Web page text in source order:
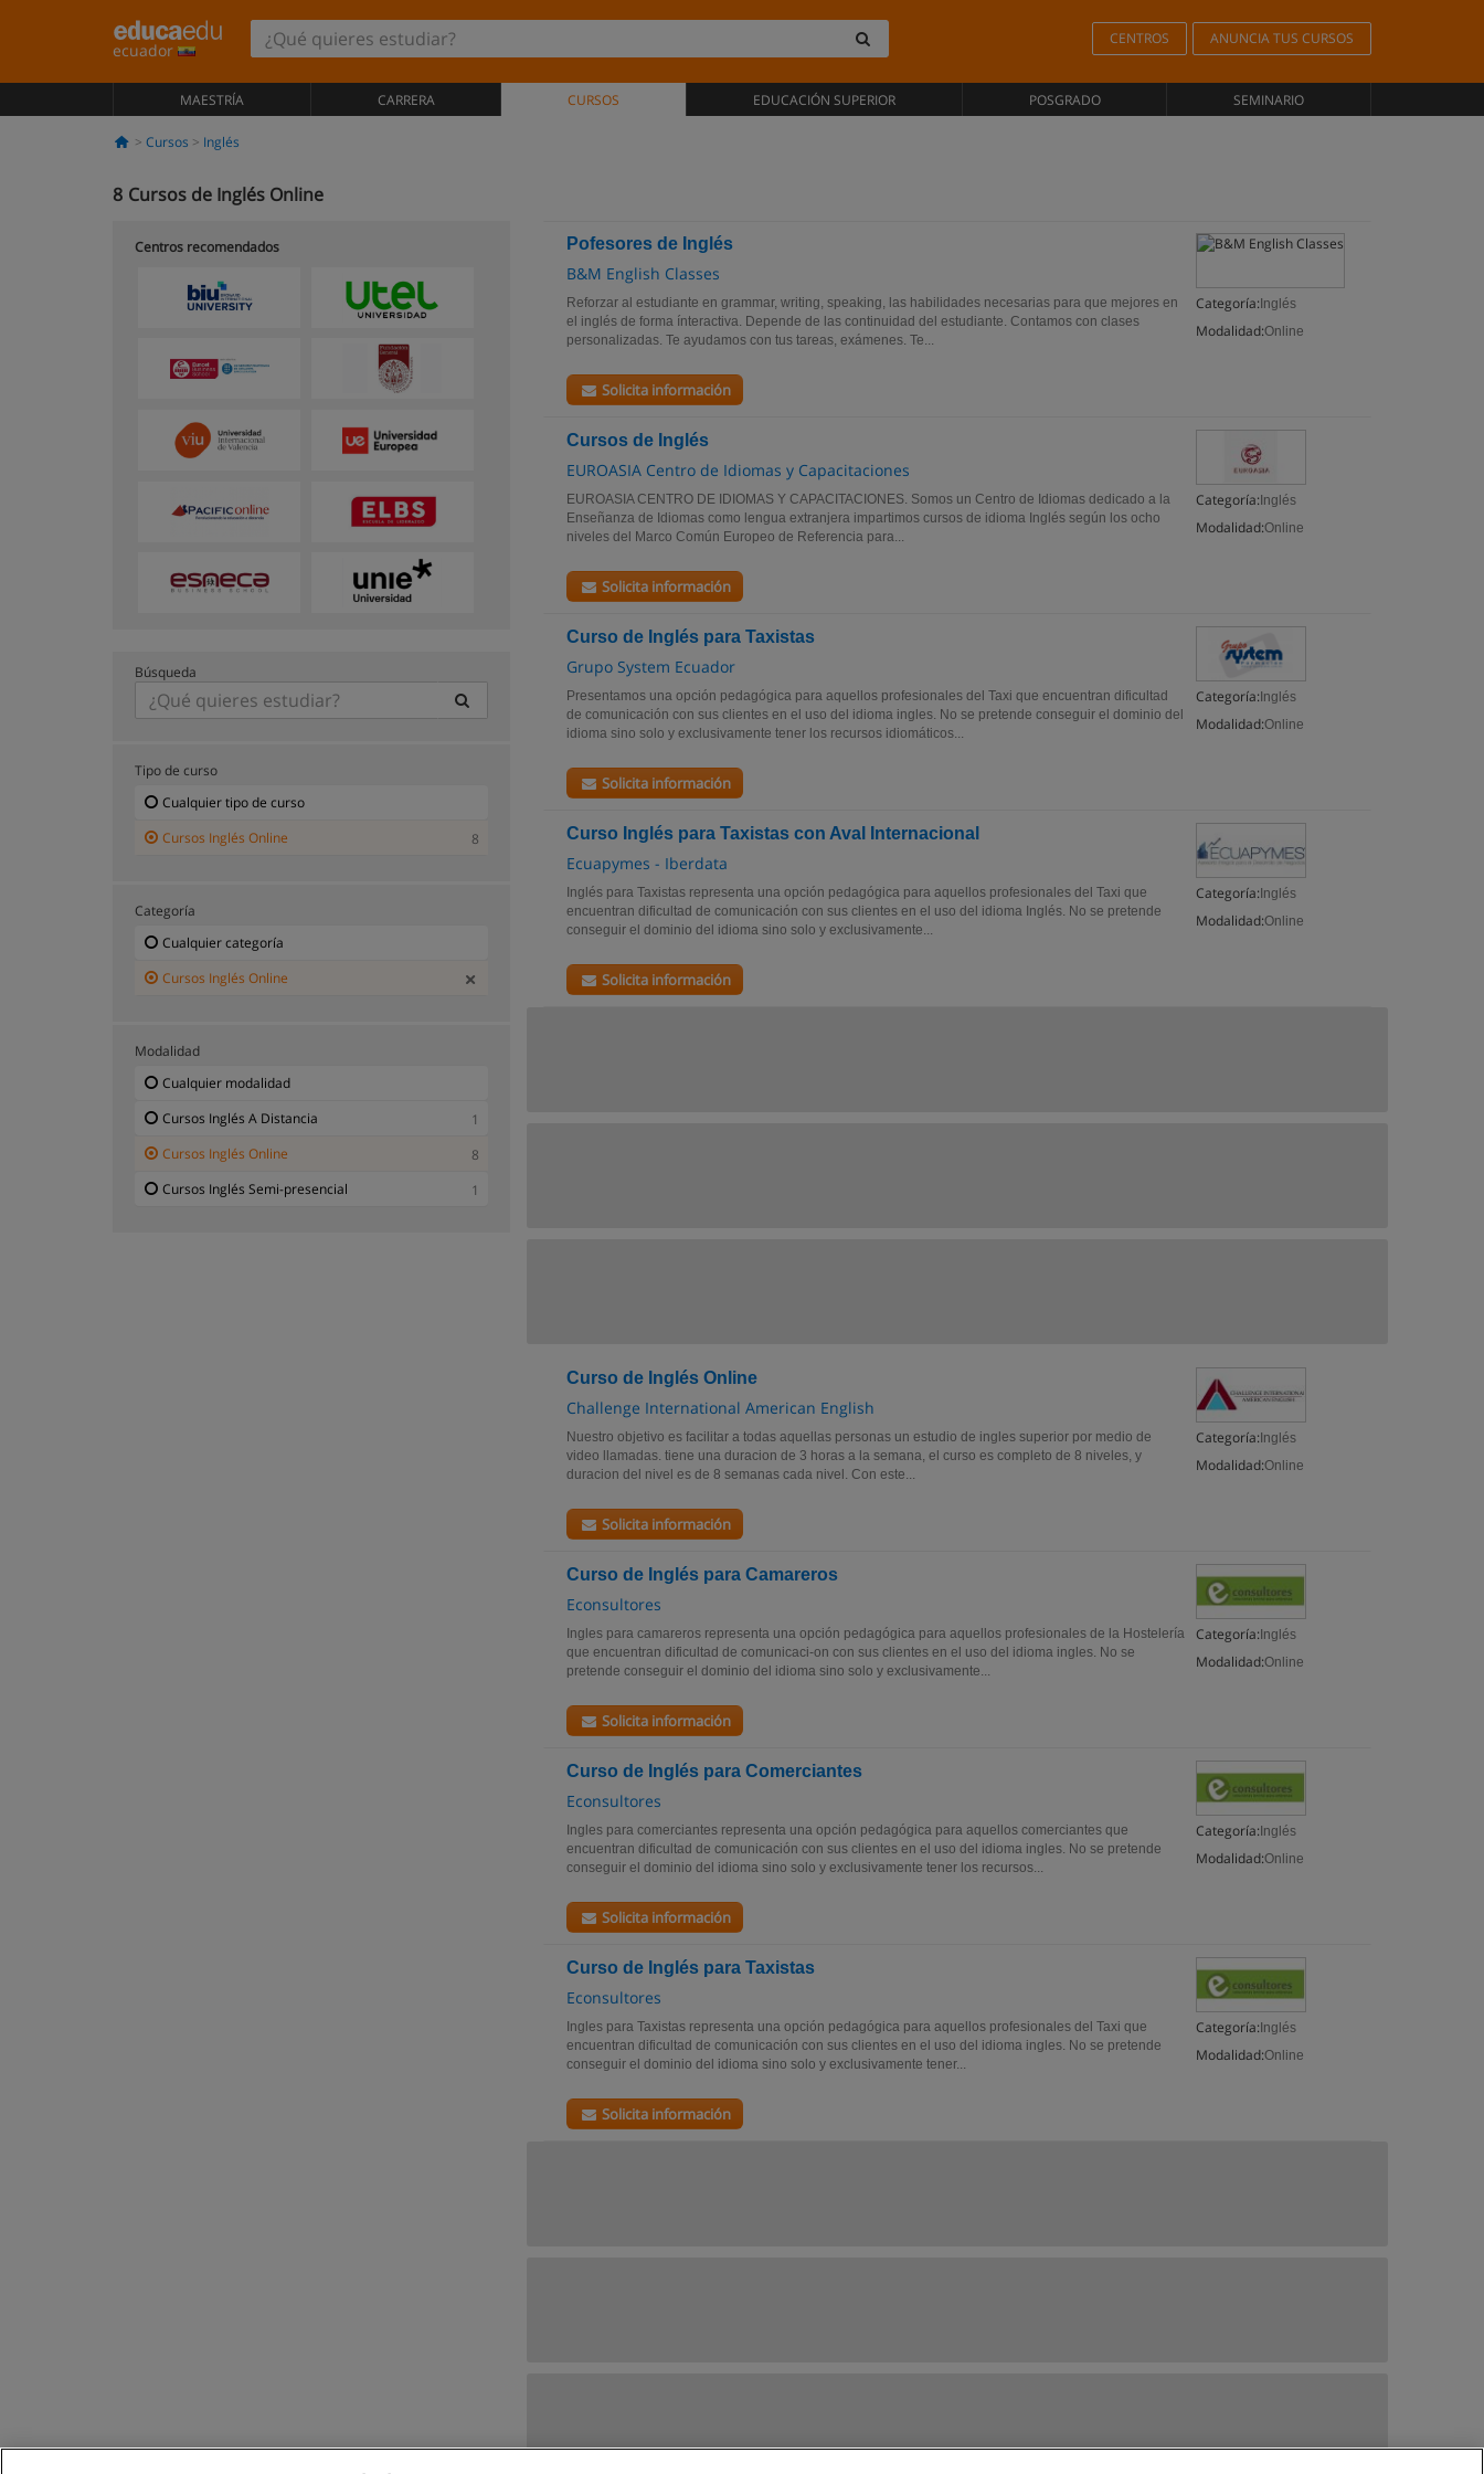
ecuador
CENTROS ANUNCIA TUS CURSOS
MAESTRÍA CARRERA CURSOS EDUCACIÓN SUPERIOR POSGRADO SEMINARIO
Cursos Inglés
8 Cursos de Inglés Online
Pofesores de Inglés
B&M English Classes
Categoría: Inglés
Modalidad:Online
Reforzar al estudiante en grammar, writing, speaking, las habilidades necesarias para que mejores en
el inglés de forma ínteractiva. Depende de las continuidad del estudiante. Contamos con clases
personalizadas. Te ayudamos con tus tareas, exámenes. Te...
Solicita información
Cursos de Inglés
EUROASIA Centro de Idiomas y Capacitaciones
Categoría: Inglés
Modalidad:Online
EUROASIA CENTRO DE IDIOMAS Y CAPACITACIONES. Somos un Centro de Idiomas dedicado a la
Enseñanza de Idiomas como lengua extranjera impartimos cursos de idioma Inglés según los ocho
niveles del Marco Común Europeo de Referencia para...
Solicita información
Curso de Inglés para Taxistas
Grupo System Ecuador
Categoría: Inglés
Modalidad:Online
Presentamos una opción pedagógica para aquellos profesionales del Taxi que encuentran dificultad
de comunicación con sus clientes en el uso del idioma ingles. No se pretende conseguir el dominio del
idioma sino solo y exclusivamente tener los recursos idiomáticos...
Solicita información
Curso Inglés para Taxistas con Aval Internacional
Ecuapymes - Iberdata
Categoría: Inglés
Modalidad:Online
Inglés para Taxistas representa una opción pedagógica para aquellos profesionales del Taxi que
encuentran dificultad de comunicación con sus clientes en el uso del idioma Inglés. No se pretende
conseguir el dominio del idioma sino solo y exclusivamente...
Solicita información
Curso de Inglés Online
Challenge International American English
Categoría: Inglés
Modalidad:Online
Nuestro objetivo es facilitar a todas aquellas personas un estudio de ingles superior por medio de
video llamadas. tiene una duracion de 3 horas a la semana, el curso es completo de 8 niveles, y
duracion del nivel es de 8 semanas cada nivel. Con este...
Solicita información
Curso de Inglés para Camareros
Econsultores
Categoría: Inglés
Modalidad:Online
Ingles para camareros representa una opción pedagógica para aquellos profesionales de la Hostelería
que encuentran dificultad de comunicaci-on con sus clientes en el uso del idioma ingles. No se
pretende conseguir el dominio del idioma sino solo y exclusivamente...
Solicita información
Curso de Inglés para Comerciantes
Econsultores
Categoría: Inglés
Modalidad:Online
Ingles para comerciantes representa una opción pedagógica para aquellos comerciantes que
encuentran dificultad de comunicación con sus clientes en el uso del idioma ingles. No se pretende
conseguir el dominio del idioma sino solo y exclusivamente tener los recursos...
Solicita información
Curso de Inglés para Taxistas
Econsultores
Categoría: Inglés
Modalidad:Online
Ingles para Taxistas representa una opción pedagógica para aquellos profesionales del Taxi que
encuentran dificultad de comunicación con sus clientes en el uso del idioma ingles. No se pretende
conseguir el dominio del idioma sino solo y exclusivamente tener...
Solicita información
Centros recomendados
Búsqueda
Tipo de curso
Cualquier tipo de curso
Cursos Inglés Online
8
Categoría
Cualquier categoría
Cursos Inglés Online
Modalidad
Cualquier modalidad
Cursos Inglés A Distancia
1
Cursos Inglés Online
8
Cursos Inglés Semi-presencial
1